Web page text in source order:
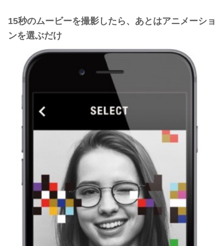
15秒のムービーを撮影したら、あとはアニメーショ
ンを選ぶだけ